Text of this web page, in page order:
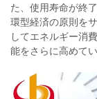
た、使用寿命が終
環型経済の原則を
してエネルギー消
能をさらに高めてい